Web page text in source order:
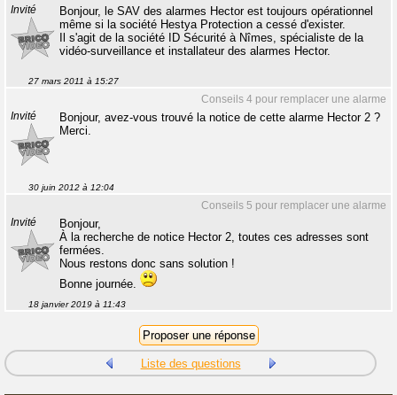
Invité
Bonjour, le SAV des alarmes Hector est toujours opérationnel
même si la société Hestya Protection a cessé d'exister.
Il s'agit de la société ID Sécurité à Nîmes, spécialiste de la
vidéo-surveillance et installateur des alarmes Hector.
27 mars 2011 à 15:27
Conseils 4 pour remplacer une alarme
Invité
Bonjour, avez-vous trouvé la notice de cette alarme Hector 2 ?
Merci.
30 juin 2012 à 12:04
Conseils 5 pour remplacer une alarme
Invité
Bonjour,
À la recherche de notice Hector 2, toutes ces adresses sont
fermées.
Nous restons donc sans solution !
Bonne journée.
18 janvier 2019 à 11:43
Liste des questions